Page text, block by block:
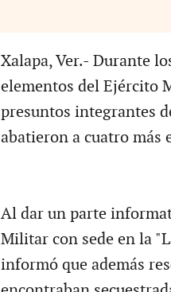
Xalapa, Ver.- Durante
elementos del Ejército
presuntos integrantes
abatieron a cuatro
Al dar un parte
Militar con sede en la
informó que además